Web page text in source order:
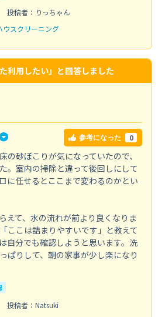
投稿者：りっちゃん
ウスクリーニング
利用したい」と回答しました
参考になった 0
の砂ぼこりが気になっていたので、
。室内の掃除と違って後回しにして
に任せるとここまで変わるのかとい
えて、水の流れが前より良くなりま
ここは詰まりやすいです」と教えて
自分でも確認しようと思います。洗
ぱりして、朝の家事が少し楽になり
投稿者：Natsuki